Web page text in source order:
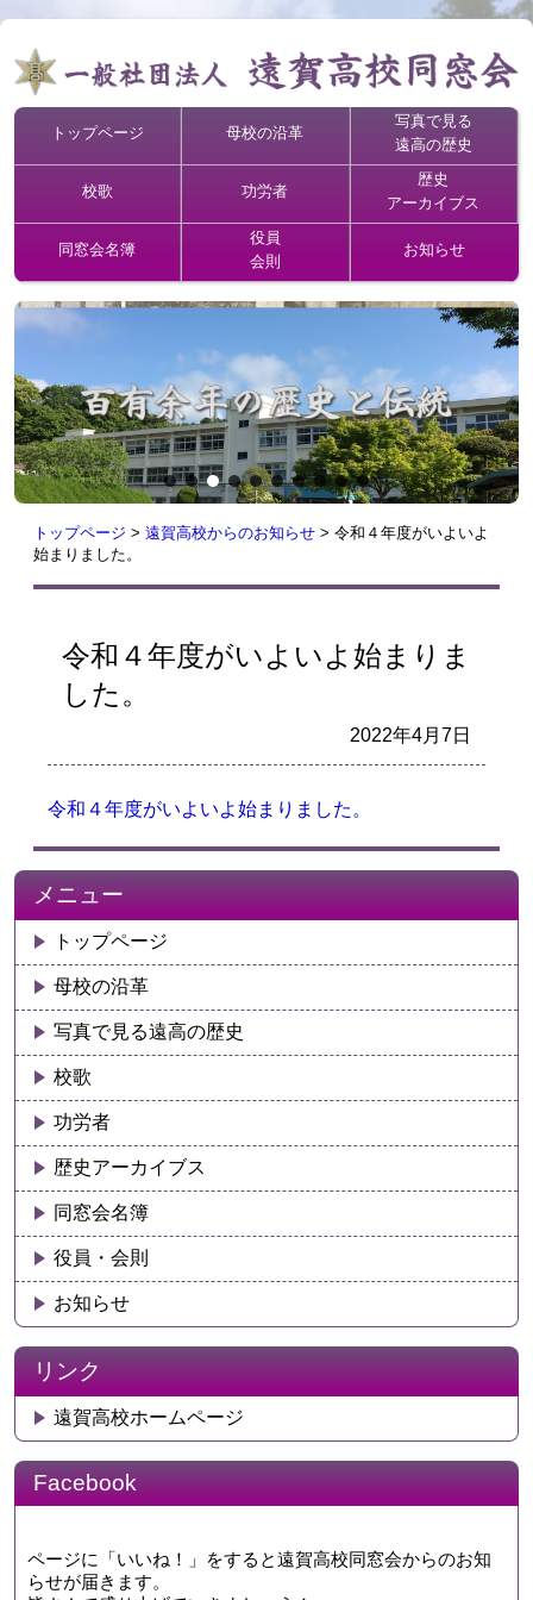
トップページ 母校の沿革
写真で見る
遠高の歴史
校歌 功労者
歴史
アーカイブス
同窓会名簿
役員
会則
お知らせ
トップページ > 遠賀高校からのお知らせ > 令和４年度がいよいよ
始まりました。
令和４年度がいよいよ始まりま
した。
2022年4月7日
令和４年度がいよいよ始まりました。
メニュー
トップページ
母校の沿革
写真で見る遠高の歴史
校歌
功労者
歴史アーカイブス
同窓会名簿
役員・会則
お知らせ
リンク
遠賀高校ホームページ
Facebook
ページに「いいね！」をすると遠賀高校同窓会からのお知
らせが届きます。